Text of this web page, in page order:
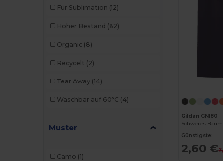
Für Sublimation (12)
Hoher Bestand (82)
Organic (8)
Recycelt (2)
Tear Away (14)
Waschbar auf 60°C (4)
Muster
Camo (1)
Gildan GN180
Schweres
Günstigste:
2,60 €